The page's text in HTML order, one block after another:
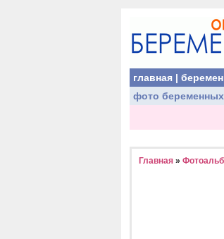
главная |
фото беременных
Главная »